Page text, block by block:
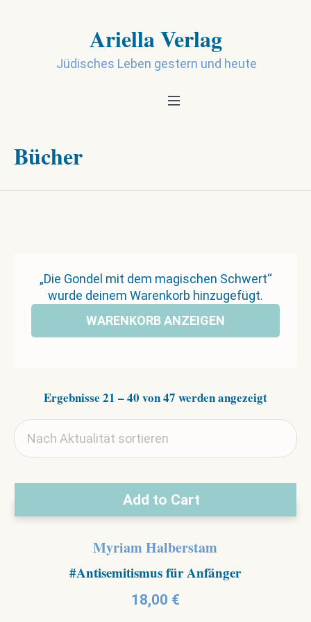
Ariella Verlag
Jüdisches Leben gestern und heute
Bücher
„Die Gondel mit dem magischen Schwert“
wurde deinem Warenkorb hinzugefügt.
WARENKORB ANZEIGEN
Ergebnisse 21 – 40 von 47 werden angezeigtNach
sortiert
Add to Cart
Myriam Halberstam
#Antisemitismus für Anfänger
18,00 €